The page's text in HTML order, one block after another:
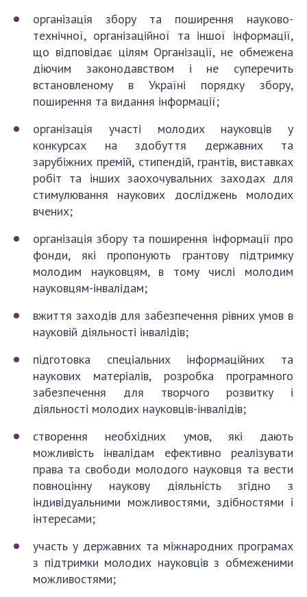
організація збору та поширення науково-
технічної, організаційної та іншої інформації,
що відповідає цілям Організації, не обмежена
діючим законодавством і не суперечить
встановленому в Україні порядку збору,
поширення та видання інформації;
організація участі молодих науковців у
конкурсах на здобуття державних та
зарубіжних премій, стипендій, грантів, виставках
робіт та інших заохочувальних заходах для
стимулювання наукових досліджень молодих
вчених;
організація збору та поширення інформації про
фонди, які пропонують грантову підтримку
молодим науковцям, в тому числі молодим
науковцям-інвалідам;
вжиття заходів для забезпечення рівних умов в
науковій діяльності інвалідів;
підготовка спеціальних інформаційних та
наукових матеріалів, розробка програмного
забезпечення для творчого розвитку і
діяльності молодих науковців-інвалідів;
створення необхідних умов, які дають
можливість інвалідам ефективно реалізувати
права та свободи молодого науковця та вести
повноцінну наукову діяльність згідно з
індивідуальними можливостями, здібностями і
інтересами;
участь у державних та міжнародних програмах
з підтримки молодих науковців з обмеженими
можливостями;